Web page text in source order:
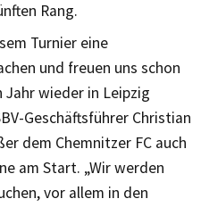
Rang.
Turnier eine
und freuen uns schon
Jahr wieder in Leipzig
Geschäftsführer Christian
dem Chemnitzer FC auch
am Start. „Wir werden
vor allem in den